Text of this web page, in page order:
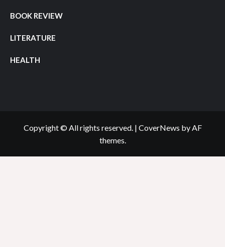
BOOK REVIEW
LITERATURE
HEALTH
Copyright © All rights reserved. | CoverNews by AF
themes.